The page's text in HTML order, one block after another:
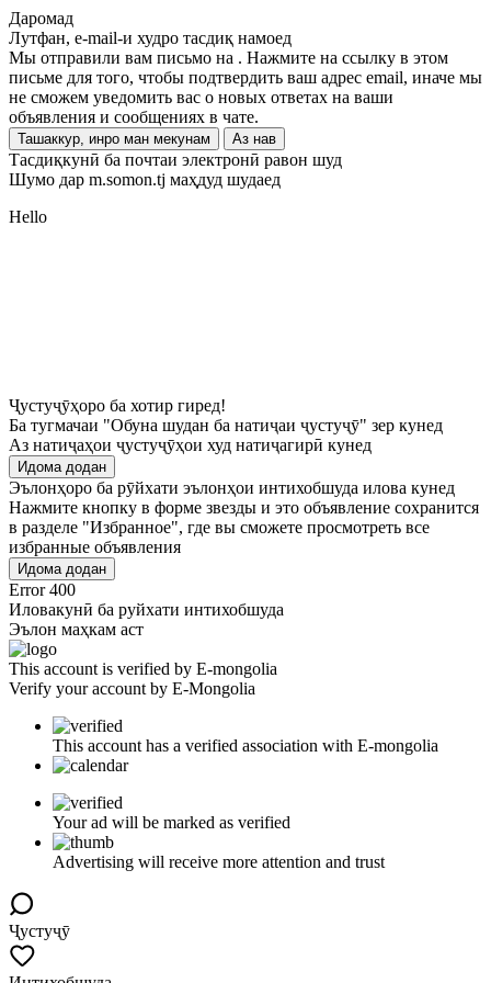
Даромад
Лутфан, e-mail-и худро тасдиқ намоед
Мы отправили вам письмо на . Нажмите на ссылку в этом
письме для того, чтобы подтвердить ваш адрес email, иначе мы
не сможем уведомить вас о новых ответах на ваши
объявления и сообщениях в чате.
Ташаккур, инро ман мекунам Аз нав
Тасдиқкунӣ ба почтаи электронӣ равон шуд
Шумо дар m.somon.tj маҳдуд шудаед
Hello
Ҷустуҷӯҳоро ба хотир гиред!
Ба тугмачаи "Обуна шудан ба натиҷаи ҷустуҷӯ" зер кунед
Аз натиҷаҳои ҷустуҷӯҳои худ натиҷагирӣ кунед
Идома додан
Эълонҳоро ба рӯйхати эълонҳои интихобшуда илова кунед
Нажмите кнопку в форме звезды и это объявление сохранится
в разделе "Избранное", где вы сможете просмотреть все
избранные объявления
Идома додан
Error 400
Иловакунӣ ба руйхати интихобшуда
Эълон маҳкам аст
This account is verified by E-mongolia
Verify your account by E-Mongolia
This account has a verified association with E-mongolia
Your ad will be marked as verified
Advertising will receive more attention and trust
Ҷустуҷӯ